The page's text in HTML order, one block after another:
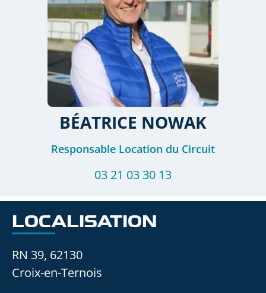
BÉATRICE NOWAK
Responsable Location du Circuit
03 21 03 30 13
LOCALISATION
RN 39, 62130
Croix-en-Ternois